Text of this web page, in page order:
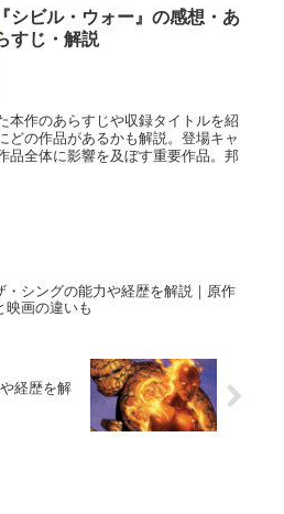
『シビル・ウォー』の感想・あ
すじ・解説
本作のあらすじや収録タイトルを紹
どの作品があるかも解説。登場キャ
品全体に影響を及ぼす重要作品。邦
・シングの能力や経歴を解説｜原作
映画の違いも
経歴を解